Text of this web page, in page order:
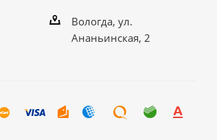
Вологда, ул.
Ананьинская, 2